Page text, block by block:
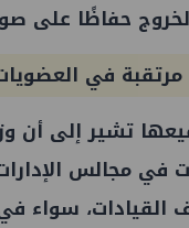
حفاظًا على
مرتقبة في
تشير إلى أن
في مجالس
سواء